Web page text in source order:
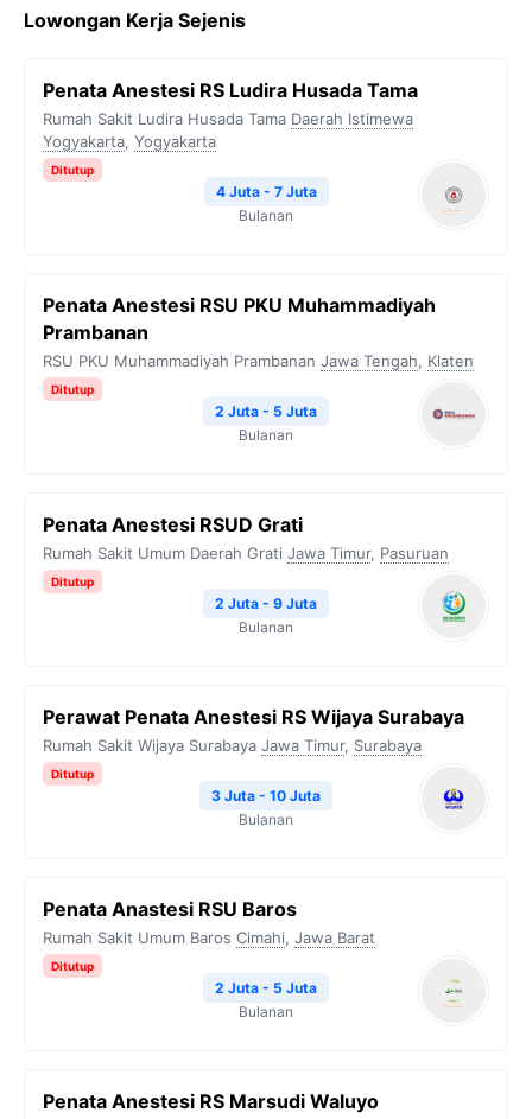
Lowongan Kerja Sejenis
Penata Anestesi RS Ludira Husada Tama
Rumah Sakit Ludira Husada Tama Daerah Istimewa
Yogyakarta, Yogyakarta
Ditutup
4 Juta - 7 Juta
Bulanan
Penata Anestesi RSU PKU Muhammadiyah
Prambanan
RSU PKU Muhammadiyah Prambanan Jawa Tengah, Klaten
Ditutup
2 Juta - 5 Juta
Bulanan
Penata Anestesi RSUD Grati
Rumah Sakit Umum Daerah Grati Jawa Timur, Pasuruan
Ditutup
2 Juta - 9 Juta
Bulanan
Perawat Penata Anestesi RS Wijaya Surabaya
Rumah Sakit Wijaya Surabaya Jawa Timur, Surabaya
Ditutup
3 Juta - 10 Juta
Bulanan
Penata Anastesi RSU Baros
Rumah Sakit Umum Baros Cimahi, Jawa Barat
Ditutup
2 Juta - 5 Juta
Bulanan
Penata Anestesi RS Marsudi Waluyo